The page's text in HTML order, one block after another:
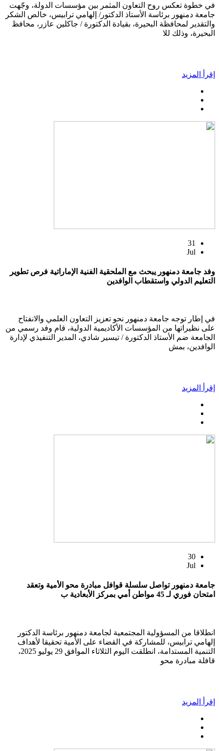
في خطوة تعكس روح التعاون المثمر بين مؤسسات الدولة، وجّهت
جامعة دمنهور برئاسة الأستاذ الدكتور/ إلهامي ترابيس، خالص الشكر
والتقدير لمحافظة البحيرة، بقيادة الدكتورة / جاكلين عازر، محافظ
البحيرة، وذلك للا
إقرأ المزيد
31
Jul
وفد جامعة دمنهور يبحث مع الملحقية الفنية الإماراتية فرص تطوير
التعليم الدولي واستقطاب الوافدين
في إطار توجه جامعة دمنهور نحو تعزيز التعاون العلمي والانفتاح
على نظيراتها من المؤسسات الأكاديمية الدولية، قام وفد رسمي من
الجامعة ضم الأستاذ الدكتورة / تيسير شادي، المدير التنفيذي لإدارة
الوافدين، بمش
إقرأ المزيد
30
Jul
جامعة دمنهور تواصل سلسلة قوافل مبادرة محو الأمية وتعقد
امتحان فوري لـ 45 مواطن أمي بمركز الأبعادية ب
انطلاقا من المسؤولية المجتمعية لجامعة دمنهور برئاسة الدكتور
إلهامي ترابيس، للمشاركة في القضاء على الأمية تحقيقا لأهداف
التنمية المستدامة، انطلقت اليوم الثلاثاء الموافق 29 يوليو 2025،
قافلة مبادرة محو
إقرأ المزيد